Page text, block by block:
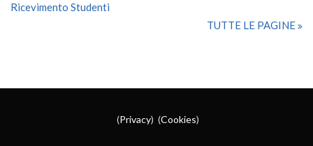
Ricevimento Studenti
TUTTE LE PAGINE
(Privacy) (Cookies)